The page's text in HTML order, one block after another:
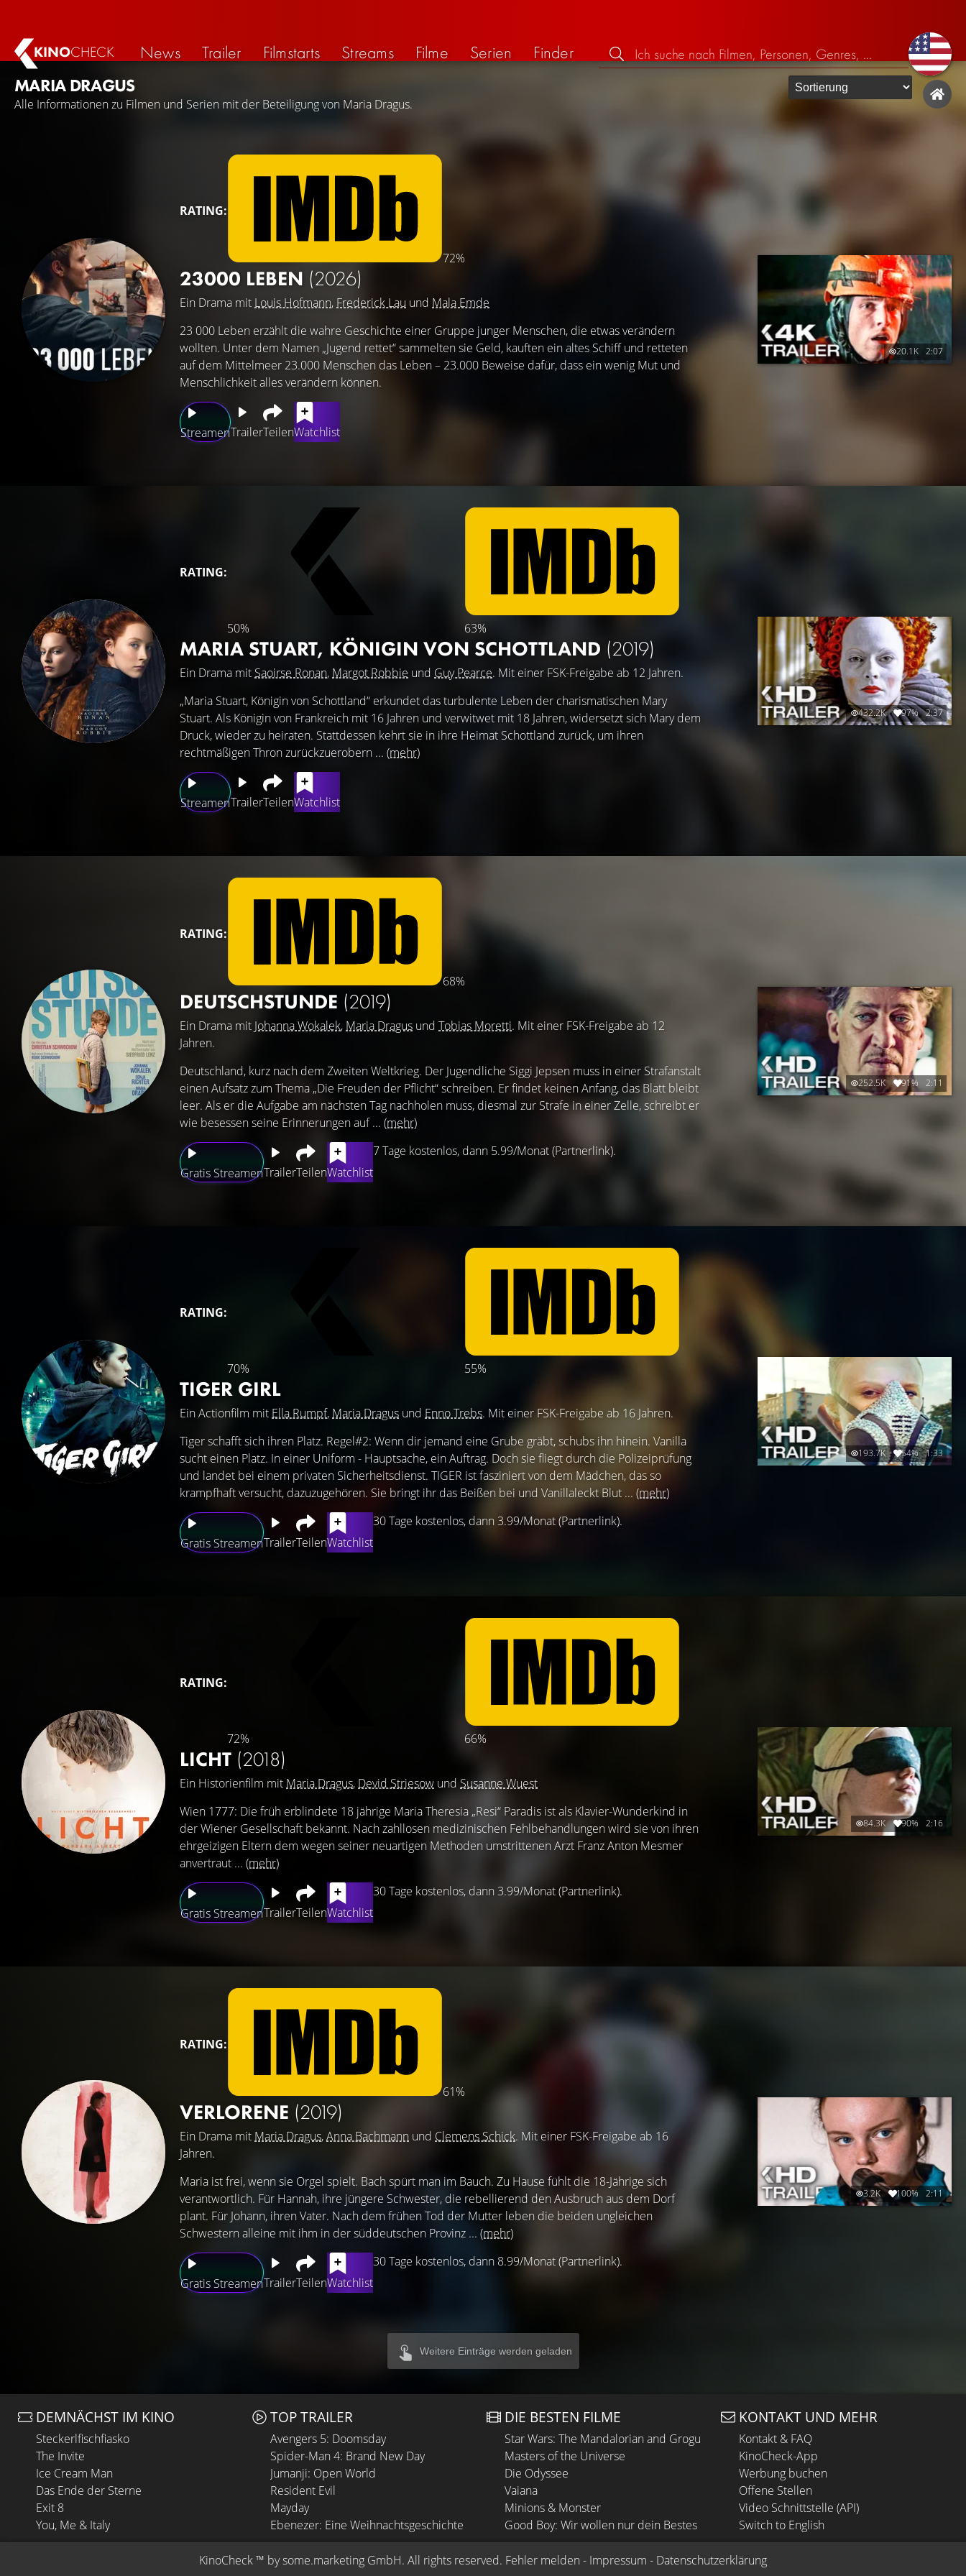
KINOCHECK News Trailer Filmstarts Streams Filme Serien
Finder
MARIA DRAGUS
Alle Informationen zu Filmen und Serien mit der Beteiligung von Maria Dragus.
RATING:
72%
23000 LEBEN (2026)
Ein Drama mit Louis Hofmann, Frederick Lau und Mala Emde
StreamenTrailerTeilenWatchlist
23 000 Leben erzählt die wahre Geschichte einer Gruppe junger Menschen, die etwas verändern
wollten. Unter dem Namen „Jugend rettet“ sammelten sie Geld, kauften ein altes Schiff und retteten
auf dem Mittelmeer 23.000 Menschen das Leben – 23.000 Beweise dafür, dass ein wenig Mut und
Menschlichkeit alles verändern können.
20.1K 2:07
RATING:
50% 63%
MARIA STUART, KÖNIGIN VON SCHOTTLAND (2019)
Ein Drama mit Saoirse Ronan, Margot Robbie und Guy Pearce. Mit einer FSK-Freigabe ab 12 Jahren.
StreamenTrailerTeilenWatchlist
„Maria Stuart, Königin von Schottland“ erkundet das turbulente Leben der charismatischen Mary
Stuart. Als Königin von Frankreich mit 16 Jahren und verwitwet mit 18 Jahren, widersetzt sich Mary dem
Druck, wieder zu heiraten. Stattdessen kehrt sie in ihre Heimat Schottland zurück, um ihren
rechtmäßigen Thron zurückzuerobern ... (mehr)
432.2K 97% 2:37
RATING:
68%
DEUTSCHSTUNDE (2019)
Ein Drama mit Johanna Wokalek, Maria Dragus und Tobias Moretti. Mit einer FSK-Freigabe ab 12
Jahren.
Gratis StreamenTrailerTeilenWatchlist
7 Tage kostenlos, dann 5.99/Monat (Partnerlink).
Deutschland, kurz nach dem Zweiten Weltkrieg. Der Jugendliche Siggi Jepsen muss in einer Strafanstalt
einen Aufsatz zum Thema „Die Freuden der Pflicht“ schreiben. Er findet keinen Anfang, das Blatt bleibt
leer. Als er die Aufgabe am nächsten Tag nachholen muss, diesmal zur Strafe in einer Zelle, schreibt er
wie besessen seine Erinnerungen auf ... (mehr)
252.5K 91% 2:11
RATING:
70% 55%
TIGER GIRL
Ein Actionfilm mit Ella Rumpf, Maria Dragus und Enno Trebs. Mit einer FSK-Freigabe ab 16 Jahren.
Gratis StreamenTrailerTeilenWatchlist
30 Tage kostenlos, dann 3.99/Monat (Partnerlink).
Tiger schafft sich ihren Platz. Regel#2: Wenn dir jemand eine Grube gräbt, schubs ihn hinein. Vanilla
sucht einen Platz. In einer Uniform - Hauptsache, ein Auftrag. Doch sie fliegt durch die Polizeiprüfung
und landet bei einem privaten Sicherheitsdienst. TIGER ist fasziniert von dem Mädchen, das so
krampfhaft versucht, dazuzugehören. Sie bringt ihr das Beißen bei und Vanillaleckt Blut ... (mehr)
193.7K 54% 1:33
RATING:
72% 66%
LICHT (2018)
Ein Historienfilm mit Maria Dragus, Devid Striesow und Susanne Wuest
Gratis StreamenTrailerTeilenWatchlist
30 Tage kostenlos, dann 3.99/Monat (Partnerlink).
Wien 1777: Die früh erblindete 18 jährige Maria Theresia „Resi“ Paradis ist als Klavier-Wunderkind in
der Wiener Gesellschaft bekannt. Nach zahllosen medizinischen Fehlbehandlungen wird sie von ihren
ehrgeizigen Eltern dem wegen seiner neuartigen Methoden umstrittenen Arzt Franz Anton Mesmer
anvertraut ... (mehr)
84.3K 90% 2:16
RATING:
61%
VERLORENE (2019)
Ein Drama mit Maria Dragus,Anna Bachmann und Clemens Schick. Mit einer FSK-Freigabe ab 16
Jahren.
Gratis StreamenTrailerTeilenWatchlist
30 Tage kostenlos, dann 8.99/Monat (Partnerlink).
Maria ist frei, wenn sie Orgel spielt. Bach spürt man im Bauch. Zu Hause fühlt die 18-Jährige sich
verantwortlich. Für Hannah, ihre jüngere Schwester, die rebellierend den Ausbruch aus dem Dorf
plant. Für Johann, ihren Vater. Nach dem frühen Tod der Mutter leben die beiden ungleichen
Schwestern alleine mit ihm in der süddeutschen Provinz ... (mehr)
3.2K 100% 2:11
Weitere Einträge werden geladen
DEMNÄCHST IM KINO
Steckerlfischfiasko
The Invite
Ice Cream Man
Das Ende der Sterne
Exit 8
You, Me & Italy
TOP TRAILER
Avengers 5: Doomsday
Spider-Man 4: Brand New Day
Jumanji: Open World
Resident Evil
Mayday
Ebenezer: Eine Weihnachtsgeschichte
DIE BESTEN FILME
Star Wars: The Mandalorian and Grogu
Masters of the Universe
Die Odyssee
Vaiana
Minions & Monster
Good Boy: Wir wollen nur dein Bestes
KONTAKT UND MEHR
Kontakt & FAQ
KinoCheck-App
Werbung buchen
Offene Stellen
Video Schnittstelle (API)
Switch to English
KinoCheck ™ by some.marketing GmbH. All rights reserved. Fehler melden - Impressum - Datenschutzerklärung